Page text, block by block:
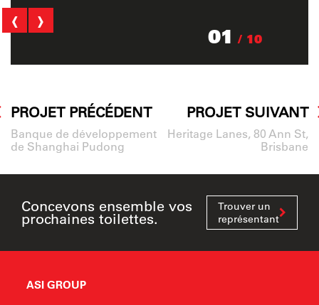
01 / 10
‹ ›
PROJET SUIVANT
Heritage Lanes, 80 Ann St,
Brisbane
PROJET PRÉCÉDENT
Banque de développement
de Shanghai Pudong
Concevons ensemble vos
prochaines toilettes.
Trouver un
représentant
ASI GROUP